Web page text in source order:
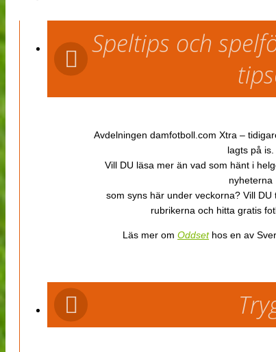
Speltips och
Avdelningen damfotboll.com Xtra –
lagts på is.
Vill DU läsa mer än vad som hänt i
nyheterna
som syns här under veckorna? Vill
rubrikerna och hitta gratis
Läs mer om Oddsethos en av